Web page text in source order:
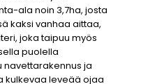
ala noin 3,7ha, josta
kaksi vanhaa aittaa,
joka taipuu myös
puolella
navettarakennus ja
kulkevaa leveää ojaa